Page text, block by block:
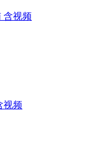
视频